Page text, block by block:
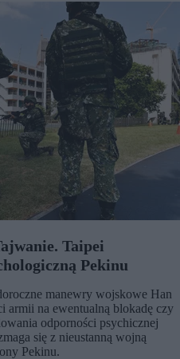
Taipei
Pekinu
manewry wojskowe Han
armii na ewentualną blokadę czy
odporności psychicznej
się z nieustanną wojną
Pekinu.